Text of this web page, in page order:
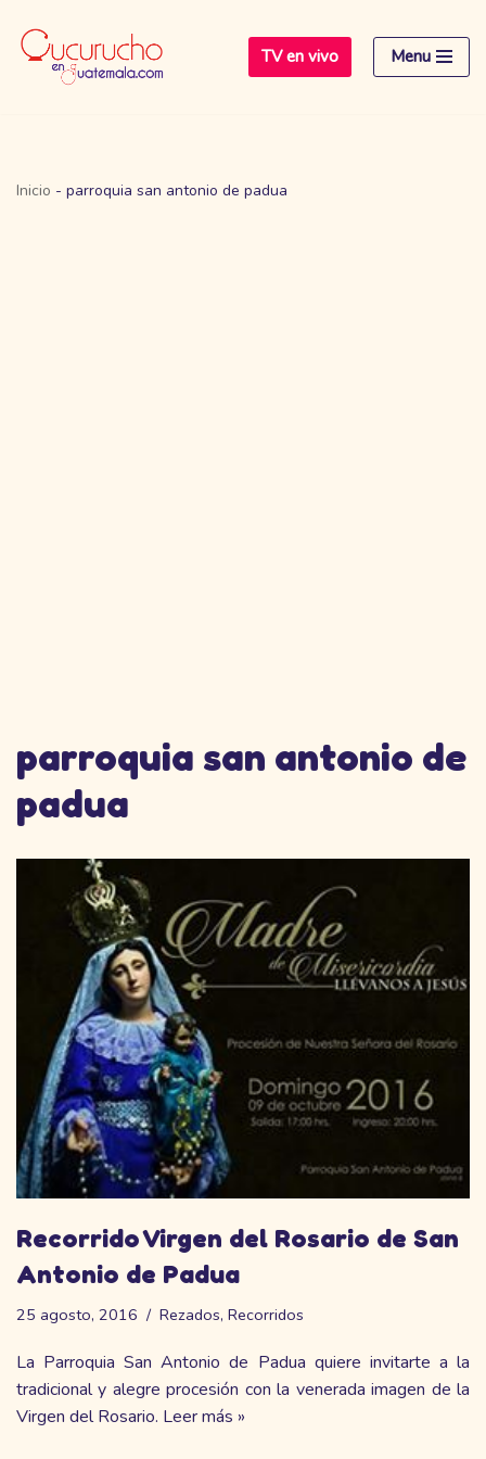
Saltar
TV en vivo Menu
Inicio - parroquia san antonio de padua
parroquia san antonio de
padua
Recorrido Virgen del Rosario de San
Antonio de Padua
25 agosto, 2016 Rezados, Recorridos
La Parroquia San Antonio de Padua quiere invitarte a la
tradicional y alegre procesión con la venerada imagen de la
Virgen del Rosario. Leer más »